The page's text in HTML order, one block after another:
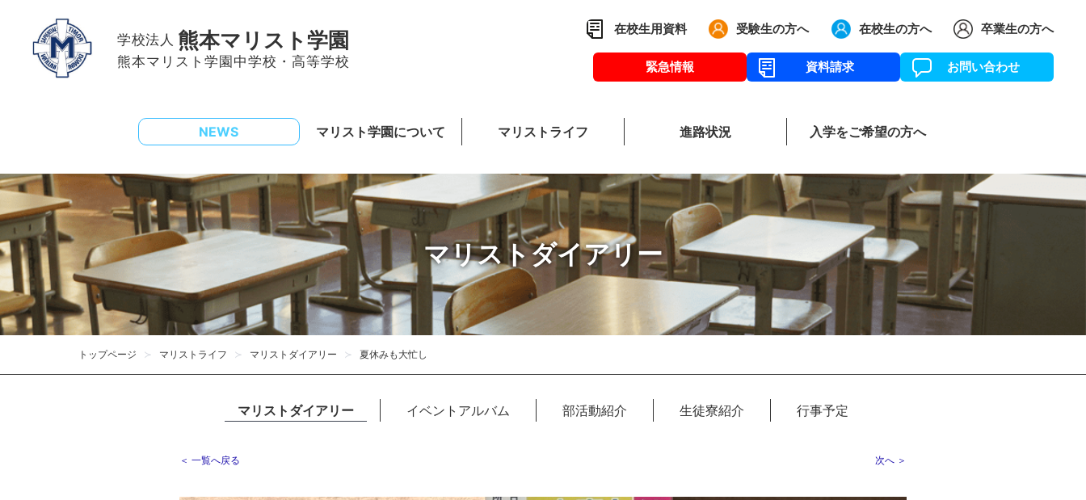
学校法人 熊本マリスト学園
熊本マリスト学園中学校・高等学校
在校生用資料 受験生の方へ 在校生の方へ 卒業生の方へ
緊急情報 資料請求 お問い合わせ
NEWS マリスト学園について
校長あいさつ 教育グランドデザイン 施設案内 本校までのアク
マリストライフ
マリストダイアリー イベントアルバム 部活動紹介 生徒
進路状況
主要大学合格状況 過去5年間の
入学をご希望の方へ
中学新コースについて 募集要項
マリストダイアリー
トップページ マリストライフ マリストダイアリー 夏休みも大忙し
マリストダイアリー イベントアルバム 部活動紹介 生徒寮紹介 行事予定
＜ 一覧へ戻る 次へ ＞